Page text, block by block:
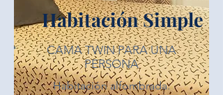
Habitación Simple
CAMA TWIN PARA UNA
PERSONA
Habitación alfombrada.